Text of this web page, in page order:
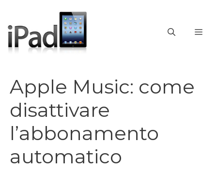
contenuto
Apple Music: come
disattivare
l’abbonamento
automatico